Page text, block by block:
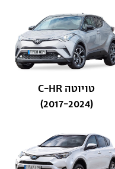
טויוטה C-HR
(2017-2024)